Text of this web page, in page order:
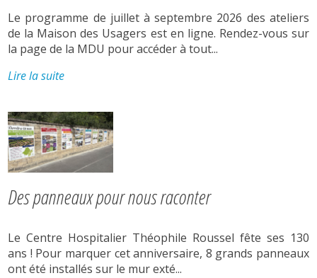
Le programme de juillet à septembre 2026 des ateliers
de la Maison des Usagers est en ligne. Rendez-vous sur
la page de la MDU pour accéder à tout...
Lire la suite
Des panneaux pour nous raconter
Le Centre Hospitalier Théophile Roussel fête ses 130
ans ! Pour marquer cet anniversaire, 8 grands panneaux
ont été installés sur le mur exté...